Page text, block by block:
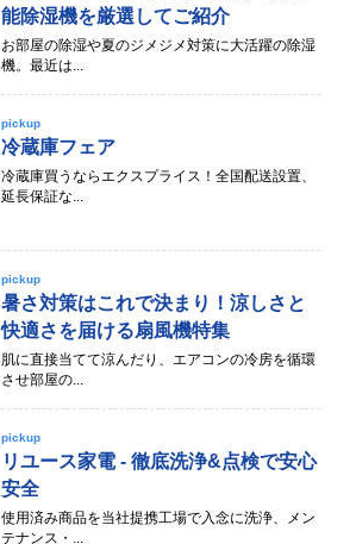
能除湿機を厳選してご紹介
お部屋の除湿や夏のジメジメ対策に大活躍の除湿
機。最近は...
pickup
冷蔵庫フェア
冷蔵庫買うならエクスプライス！全国配送設置、
延長保証な...
pickup
暑さ対策はこれで決まり！涼しさと
快適さを届ける扇風機特集
肌に直接当てて涼んだり、エアコンの冷房を循環
させ部屋の...
pickup
リユース家電 - 徹底洗浄&点検で安心
安全
使用済み商品を当社提携工場で入念に洗浄、メン
テナンス・...